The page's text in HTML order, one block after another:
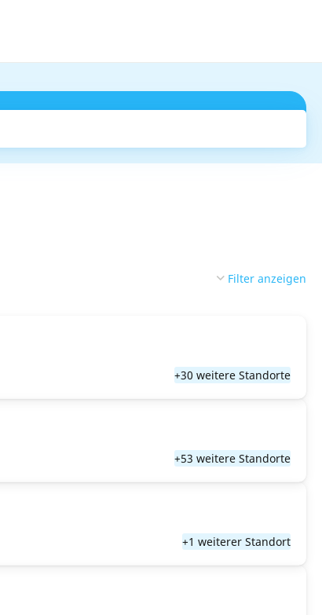
Filter anzeigen
+30 weitere Standorte
+53 weitere Standorte
+1 weiterer Standort